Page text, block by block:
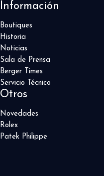
Información
Boutiques
Historia
Noticias
Sala de Prensa
Berger Times
Servicio Técnico
Otros
Novedades
Rolex
Patek Philippe